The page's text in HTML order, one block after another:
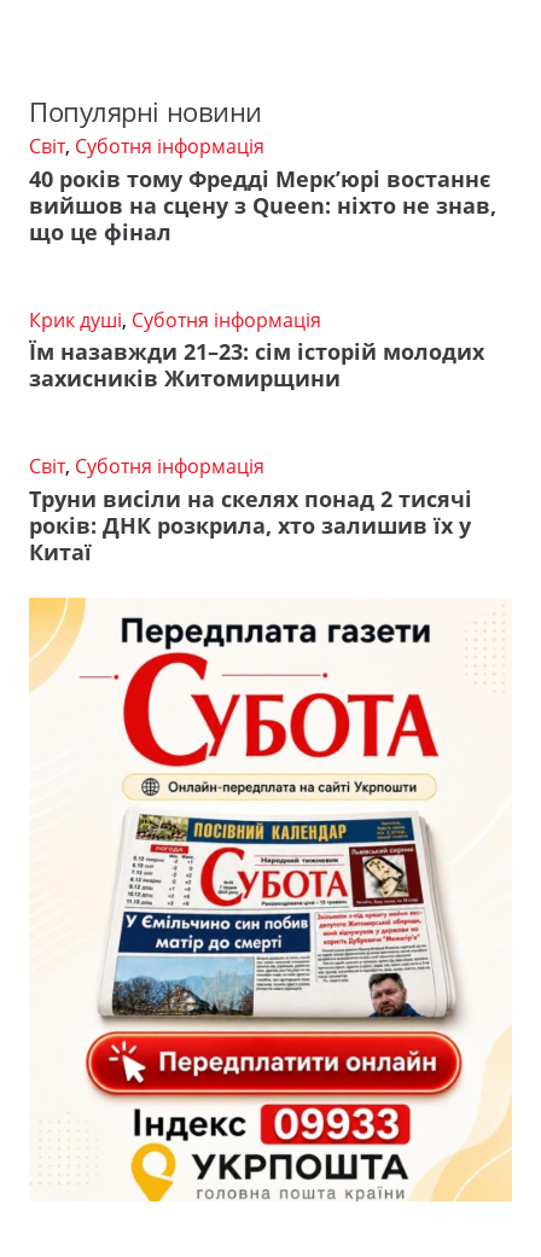
Популярні новини
Світ, Суботня інформація
40 років тому Фредді Мерк’юрі востаннє
вийшов на сцену з Queen: ніхто не знав,
що це фінал
Крик душі, Суботня інформація
Їм назавжди 21–23: сім історій молодих
захисників Житомирщини
Світ, Суботня інформація
Труни висіли на скелях понад 2 тисячі
років: ДНК розкрила, хто залишив їх у
Китаї